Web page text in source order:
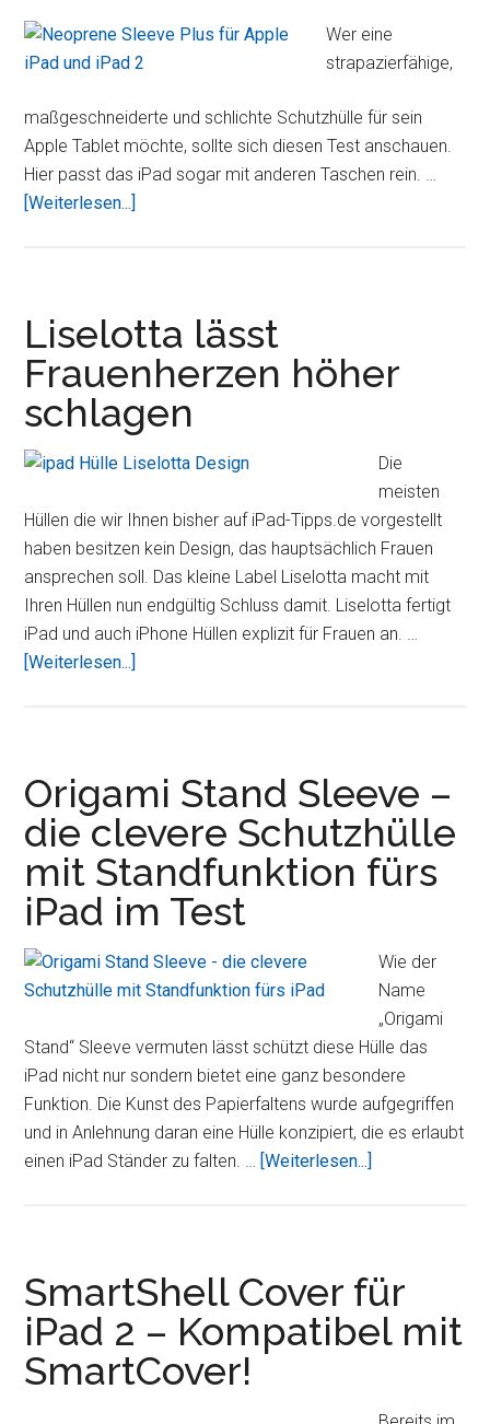
die
dünnste
der
Welt
Wer eine
strapazierfähige,
maßgeschneiderte und schlichte Schutzhülle für sein
Apple Tablet möchte, sollte sich diesen Test anschauen.
Hier passt das iPad sogar mit anderen Taschen rein. …
[Weiterlesen...]
Dehnbare
Schutzhülle
für
iPad
und
iPad
Liselotta lässt
Frauenherzen höher
schlagen
Die
meisten
Hüllen die wir Ihnen bisher auf iPad-Tipps.de vorgestellt
haben besitzen kein Design, das hauptsächlich Frauen
ansprechen soll. Das kleine Label Liselotta macht mit
Ihren Hüllen nun endgültig Schluss damit. Liselotta fertigt
iPad und auch iPhone Hüllen explizit für Frauen an. …
[Weiterlesen...]
schlagen
Origami Stand Sleeve –
die clevere Schutzhülle
mit Standfunktion fürs
iPad im Test
Wie der
Name
„Origami
Stand“ Sleeve vermuten lässt schützt diese Hülle das
iPad nicht nur sondern bietet eine ganz besondere
Funktion. Die Kunst des Papierfaltens wurde aufgegriffen
und in Anlehnung daran eine Hülle konzipiert, die es erlaubt
einen iPad Ständer zu falten. … [Weiterlesen...]
die
clevere
Schutzhülle
fürs
SmartShell Cover für
iPad 2 – Kompatibel mit
SmartCover!